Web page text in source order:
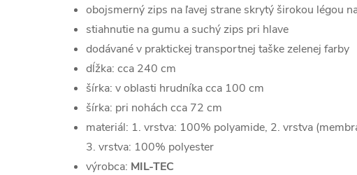
obojsmerný zips na ľavej strane skrytý širokou légou
stiahnutie na gumu a suchý zips pri hlave
dodávané v praktickej transportnej taške zelenej farby
dĺžka: cca 240 cm
šírka: v oblasti hrudníka cca 100 cm
šírka: pri nohách cca 72 cm
materiál: 1. vrstva: 100% polyamide, 2. vrstva
3. vrstva: 100% polyester
výrobca: MIL-TEC